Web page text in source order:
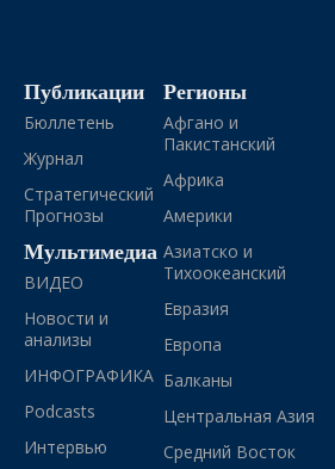
Публикации
Бюллетень
Журнал
Стратегический
Прогнозы
Мультимедиа
ВИДЕО
Новости и
анализы
ИНФОГРАФИКА
Podcasts
Интервью
Регионы
Афгано и
Пакистанский
Африка
Америки
Азиатско и
Тихоокеанский
Евразия
Европа
Балканы
Центральная Азия
Средний Восток